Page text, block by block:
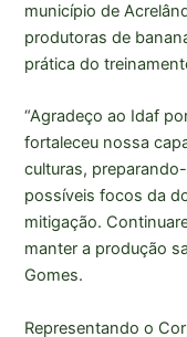
município de
produtoras de
prática do
“Agradeço ao Idaf
fortaleceu nossa
culturas,
possíveis focos da
mitigação.
manter a produção
Gomes.
Representando o